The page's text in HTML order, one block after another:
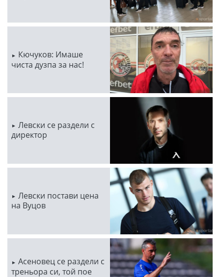
Кючуков: Имаше
чиста дузпа за нас!
Левски се раздели с
директор
Левски постави цена
на Вуцов
Асеновец се раздели с
треньора си, той пое